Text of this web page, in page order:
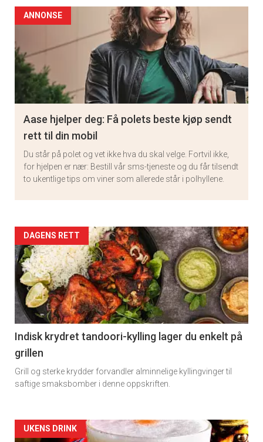
ANNONSE
Aase hjelper deg: Få polets beste kjøp sendt
rett til din mobil
Du står på polet og vet ikke hva du skal velge. Fortvil ikke,
for hjelpen er nær: Bestill vår sms-tjeneste og du får tilsendt
to ukentlige tips om viner som allerede står i polhyllene.
Artikler
detail
-
section
11
DAGENS RETT
Indisk krydret tandoori-kylling lager du enkelt på
grillen
Grill og sterke krydder forvandler alminnelige kyllingvinger til
saftige smaksbomber i denne oppskriften.
Artikler
UKENS DRINK